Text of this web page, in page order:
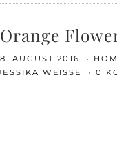
Orange
8. AUGUST 2016
WEISSE
0